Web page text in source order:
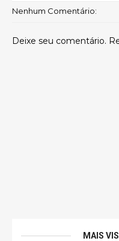
Nenhum Comentário:
Deixe seu comentário.
MAIS